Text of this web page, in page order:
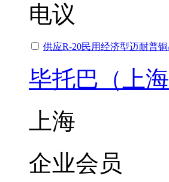
电议
供应R-20民用经济型迈耐普
毕托巴（上
上海
企业会员